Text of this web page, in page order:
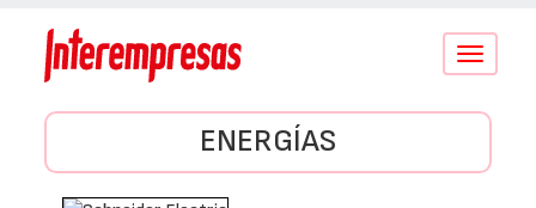
Conmutar
ENERGÍAS